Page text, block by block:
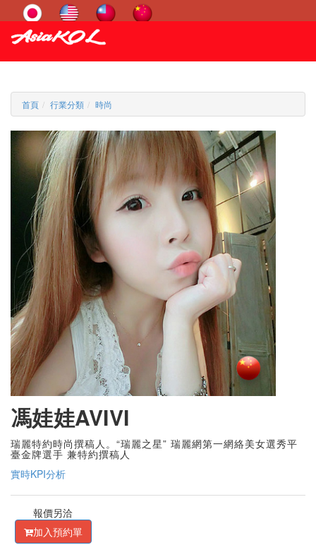
首頁 行業分類 時尚
馮娃娃AVIVI
瑞麗特約時尚撰稿人。“瑞麗之星” 瑞麗網第一網絡美女選秀平
臺金牌選手 兼特約撰稿人
實時KPI分析
報價另洽
加入預約單